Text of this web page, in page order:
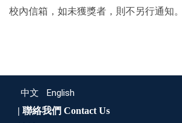
校內信箱，如未獲獎者，則不另行通知。
中文 English
| 聯絡我們 Contact Us